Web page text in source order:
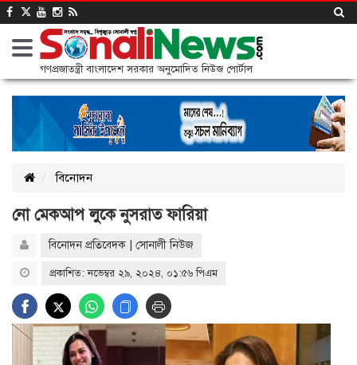
গণপ্রজাতন্ত্রী বাংলাদেশ সরকার অনুমোদিত নিউজ পোর্টাল
বিনোদন
নো মেকআপ লুকে নুসরাত ফারিয়া
বিনোদন প্রতিবেদক | সোনালী নিউজ
প্রকাশিত: নভেম্বর ২৯, ২০২৪, ০১:৫৬ পিএম